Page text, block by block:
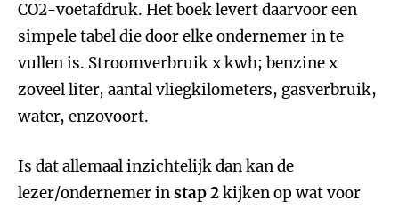
CO2-voetafdruk. Het boek levert daarvoor een
simpele tabel die door elke ondernemer in te
vullen is. Stroomverbruik x kwh; benzine x
zoveel liter, aantal vliegkilometers, gasverbruik,
water, enzovoort.
Is dat allemaal inzichtelijk dan kan de
lezer/ondernemer instap 2kijken op wat voor